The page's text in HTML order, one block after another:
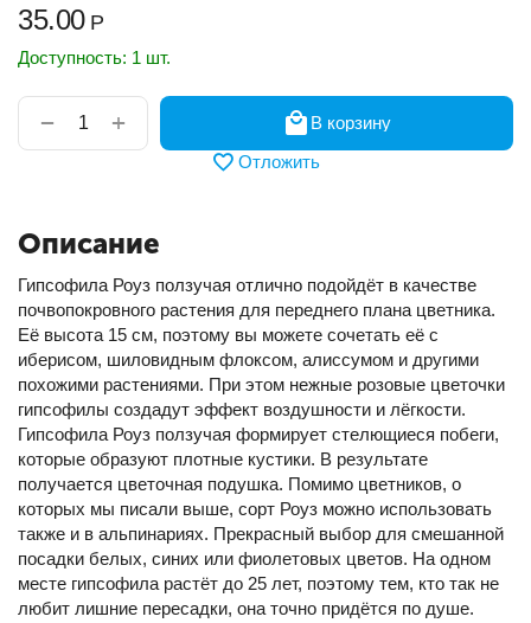
35.00 Р
Доступность: 1 шт.
+
−
В корзину
Отложить
Описание
Гипсофила Роуз ползучая отлично подойдёт в качестве
почвопокровного растения для переднего плана цветника.
Её высота 15 см, поэтому вы можете сочетать её с
иберисом, шиловидным флоксом, алиссумом и другими
похожими растениями. При этом нежные розовые цветочки
гипсофилы создадут эффект воздушности и лёгкости.
Гипсофила Роуз ползучая формирует стелющиеся побеги,
которые образуют плотные кустики. В результате
получается цветочная подушка. Помимо цветников, о
которых мы писали выше, сорт Роуз можно использовать
также и в альпинариях. Прекрасный выбор для смешанной
посадки белых, синих или фиолетовых цветов. На одном
месте гипсофила растёт до 25 лет, поэтому тем, кто так не
любит лишние пересадки, она точно придётся по душе.